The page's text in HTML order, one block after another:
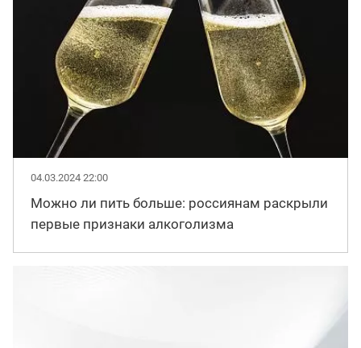
04.03.2024 22:00
Можно ли пить больше: россиянам раскрыли
первые признаки алкоголизма